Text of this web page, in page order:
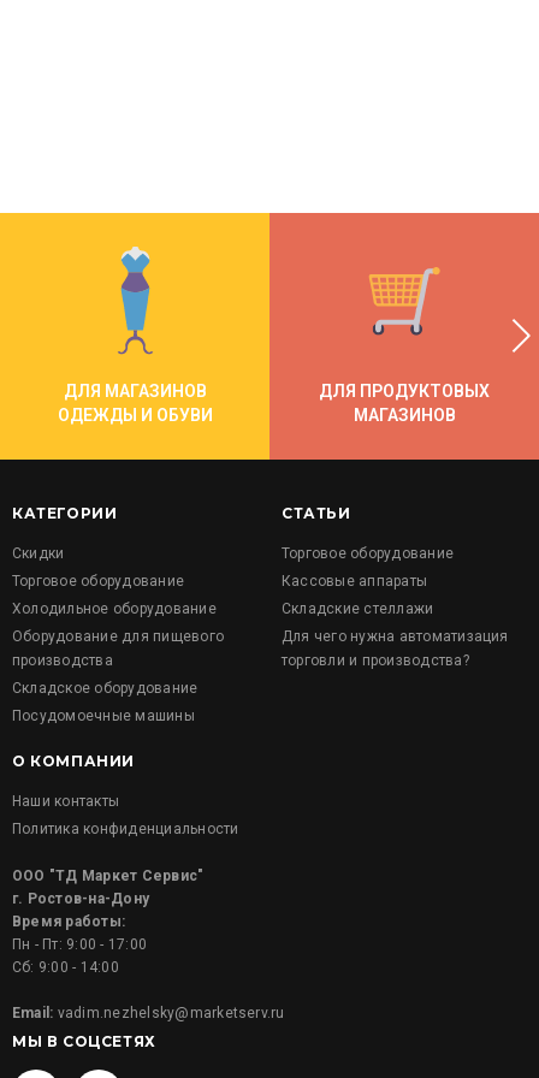
ДЛЯ МАГАЗИНОВ
ОДЕЖДЫ И ОБУВИ
ДЛЯ ПРОДУКТОВЫХ
МАГАЗИНОВ
КАТЕГОРИИ
Скидки
Торговое оборудование
Холодильное оборудование
Оборудование для пищевого
производства
Складское оборудование
Посудомоечные машины
СТАТЬИ
Торговое оборудование
Кассовые аппараты
Складские стеллажи
Для чего нужна автоматизация
торговли и производства?
О КОМПАНИИ
Наши контакты
Политика конфиденциальности
ООО "ТД Маркет Сервис"
г. Ростов-на-Дону
Время работы:
Пн - Пт: 9:00 - 17:00
Сб: 9:00 - 14:00
Email: vadim.nezhelsky@marketserv.ru
МЫ В СОЦСЕТЯХ